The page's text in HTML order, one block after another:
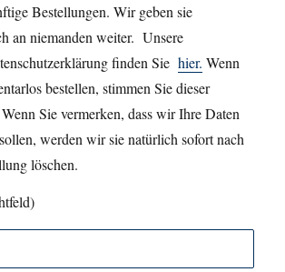
Bestellungen. Wir geben sie
an niemanden weiter. Unsere
finden Siehier. Wenn
bestellen, stimmen Sie dieser
Sie vermerken, dass wir Ihre Daten
werden wir sie natürlich sofort nach
löschen.